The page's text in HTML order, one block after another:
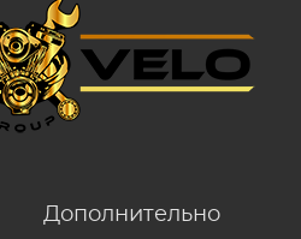
Дополнительно